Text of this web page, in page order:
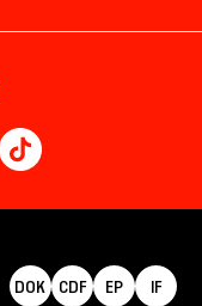
DOK CDF EP IF